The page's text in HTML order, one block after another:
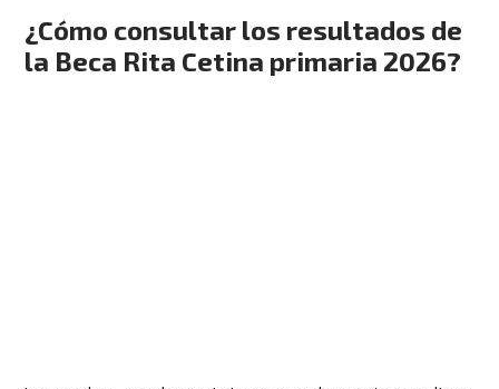
¿Cómo consultar los resultados de
la Beca Rita Cetina primaria 2026?